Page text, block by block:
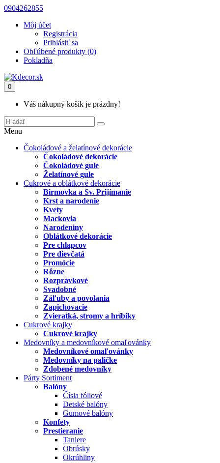
0904262855
Môj účet
Registrácia
Prihlásiť sa
Obľúbené produkty (0)
Pokladňa
0
Váš nákupný košík je prázdny!
Menu
Čokoládové a želatínové dekorácie
Čokoládové dekorácie
Čokoládové gule
Želatínové gule
Cukrové a oblátkové dekorácie
Birmovka a Sv. Prijímanie
Krst a narodenie
Kvety
Mackovia
Narodeniny
Oblátkové dekorácie
Pre chlapcov
Pre dievčatá
Promócie
Rôzne
Rozprávkové
Svadobné
Záľuby a povolania
Zapichovacie
Zvieratká, stromy a hríbiky
Cukrové krajky
Cukrové krajky
Medovníky a medovníkové omaľovánky
Medovníkové omaľovánky
Medovníky na paličke
Zdobené medovníky
Párty Sortiment
Balóny
Čísla fóliové
Detské balóny
Gumové balóny
Konfety
Prestieranie
Taniere
Obrúsky
Okrúhliny